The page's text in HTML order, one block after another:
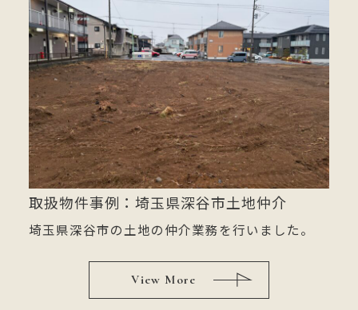
取扱物件事例：埼玉県深谷市土地仲介
埼玉県深谷市の土地の仲介業務を行いました。
View More